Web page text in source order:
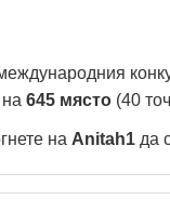
645 място (40
на Anitah1 да